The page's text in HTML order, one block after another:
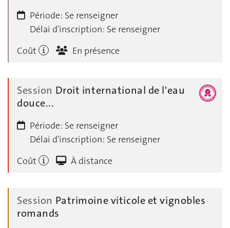
Période: Se renseigner
Délai d'inscription: Se renseigner
Coût
En présence
Session Droit international de l'eau
douce...
Période: Se renseigner
Délai d'inscription: Se renseigner
Coût
À distance
Session Patrimoine viticole et vignobles
romands